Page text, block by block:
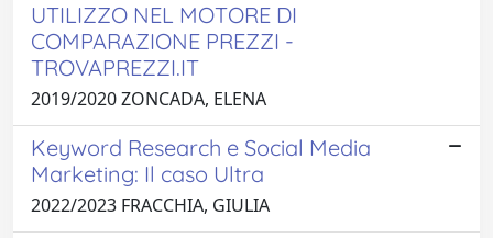
UTILIZZO NEL MOTORE DI
COMPARAZIONE PREZZI -
TROVAPREZZI.IT
2019/2020 ZONCADA, ELENA
Keyword Research e Social Media
Marketing: Il caso Ultra
2022/2023 FRACCHIA, GIULIA